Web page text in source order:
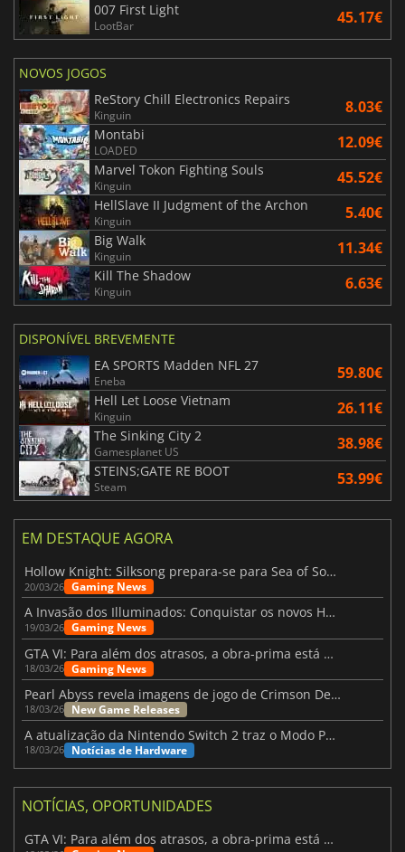
007 First Light
LootBar 45.17€
NOVOS JOGOS
ReStory Chill Electronics Repairs
Kinguin 8.03€
Montabi
LOADED 12.09€
Marvel Tokon Fighting Souls
Kinguin 45.52€
HellSlave II Judgment of the Archon
Kinguin 5.40€
Big Walk
Kinguin 11.34€
Kill The Shadow
Kinguin 6.63€
DISPONÍVEL BREVEMENTE
EA SPORTS Madden NFL 27
Eneba 59.80€
Hell Let Loose Vietnam
Kinguin 26.11€
The Sinking City 2
Gamesplanet US 38.98€
STEINS;GATE RE BOOT
Steam 53.99€
EM DESTAQUE AGORA
Hollow Knight: Silksong prepara-se para Sea of Sorrow com um patch
20/03/26 Gaming News
A Invasão dos Illuminados: Conquistar os novos Helldivers 2 Atualização!
19/03/26 Gaming News
GTA VI: Para além dos atrasos, a obra-prima está quase a chegar
18/03/26 Gaming News
Pearl Abyss revela imagens de jogo de Crimson Desert para a PS5
18/03/26 New Game Releases
A atualização da Nintendo Switch 2 traz o Modo Portátil aos jogos mais antigos da Switch
18/03/26 Notícias de Hardware
NOTÍCIAS, OPORTUNIDADES
GTA VI: Para além dos atrasos, a obra-prima está quase a chegar